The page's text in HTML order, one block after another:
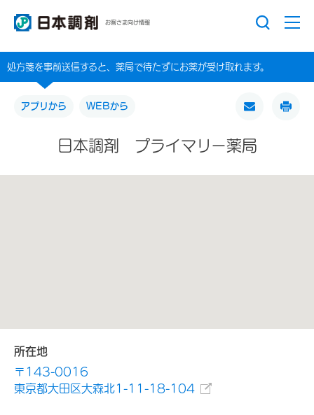
お客さま向け情報
処方箋を事前送信すると、薬局で待たずにお薬が受け取れます。
アプリから WEBから
日本調剤 プライマリー薬局
所在地
〒143-0016
東京都大田区大森北1-11-18-104